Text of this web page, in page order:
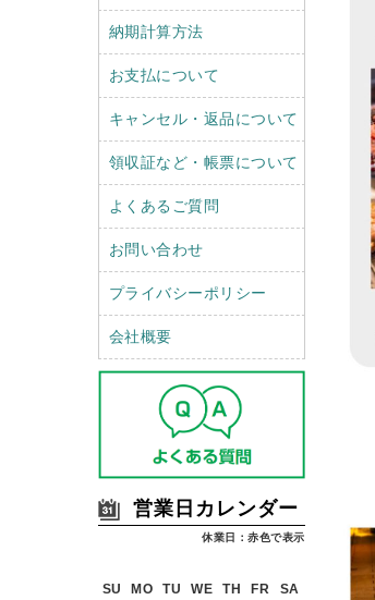
納期計算方法
お支払について
キャンセル・返品について
領収証など・帳票について
よくあるご質問
お問い合わせ
プライバシーポリシー
会社概要
営業日カレンダー
休業日：赤色で表示
SU MO TU WE TH FR SA